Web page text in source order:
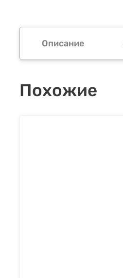
Описание
Похожие